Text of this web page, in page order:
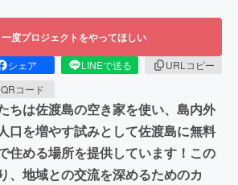
一度プロジェクトをやってほしい
シェア LINEで送る
URLコピー
QRコード
ちは佐渡島の空き家を使い、島内外
口を増やす試みとして佐渡島に無料
住める場所を提供しています！この
、地域との交流を深めるためのカ